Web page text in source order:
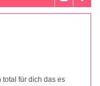
total für dich das es